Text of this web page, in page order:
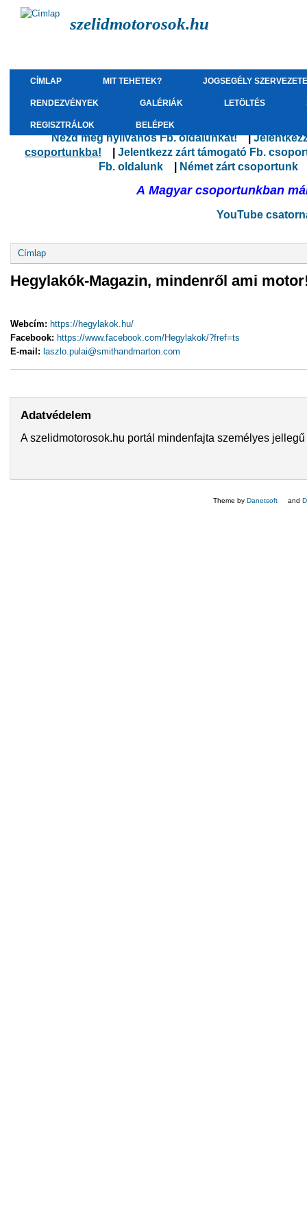
szelidmotorosok.hu
CÍMLAP MIT TEHETEK? JOGSEGÉLY
RENDEZVÉNYEK GALÉRIÁK LETÖLTÉS
REGISZTRÁLOK BELÉPEK
Nézd meg nyilvános Fb. oldalunkat!(külső
|
csoportunkba! (külső hivatkozás)
Jelentkezz zárt támogató Fb.
Fb. oldalunk(külső hivatkozás)
Német zárt csoportunk
A Magyar csoportunkban
YouTube
Jelenlegi hely
Címlap
Hegylakók-Magazin, mindenről ami
Webcím: https://hegylakok.hu/
Facebook: https://www.facebook.com/Hegylakok/?fref=ts
E-mail: laszlo.pulai@smithandmarton.com
Adatvédelem
A szelidmotorosok.hu portál mindenfajta személyes
Theme by Danetsoft (külső
and